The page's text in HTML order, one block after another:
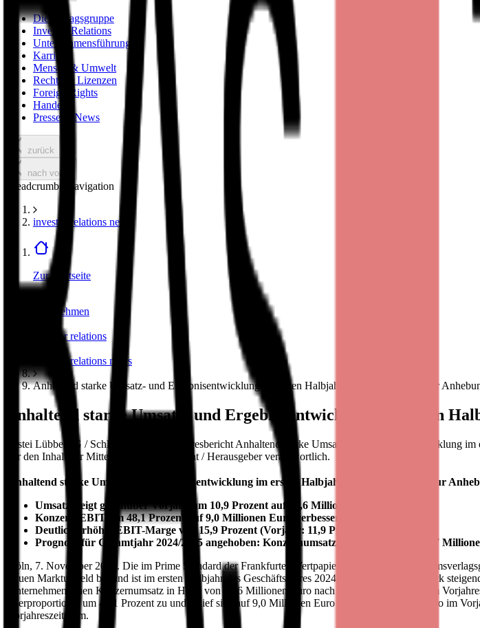
Die Verlagsgruppe
Investor Relations
Unternehmensführung
Karriere
Mensch & Umwelt
Rechte & Lizenzen
Foreign Rights
Handel
Presse & News
zurück
nach vorne
Breadcrumbs Navigation
investor relations news
Zur Startseite
unternehmen
investor relations
investor relations news
Anhaltend starke Umsatz- und Ergebnisentwicklung im ersten Halbjahr 2024/2025 führen zur
Anhaltend starke Umsatz- und Ergebnisentwicklung im ersten
Bastei Lübbe AG / Schlagwort(e): Halbjahresbericht Anhaltend starke Umsatz- und Ergebnisentwicklung
Für den Inhalt der Mitteilung ist der Emittent / Herausgeber verantwortlich.
Anhaltend starke Umsatz- und Ergebnisentwicklung im ersten Halbjahr 2024/2025 führen zur
Umsatz steigt gegenüber Vorjahr um 10,9 Prozent auf 56,6 Millionen Euro
Konzern-EBIT um 48,1 Prozent auf 9,0 Millionen Euro verbessert
Deutlich erhöhte EBIT-Marge von 15,9 Prozent (Vorjahr: 11,9 Prozent)
Prognose für Gesamtjahr 2024/2025 angehoben: Konzernumsatz zwischen 113 und 117
Köln, 7. November 2024. Die im Prime Standard der Frankfurter Wertpapierbörse notierte
flauen Marktumfeld bei und ist im ersten Halbjahr des Geschäftsjahres 2024/2025 weiterhin mit stark
Unternehmen einen Konzernumsatz in Höhe von 56,6 Millionen Euro nach 51,0 Millionen Euro im
überproportional um 48,1 Prozent zu und belief sich auf 9,0 Millionen Euro nach 6,1 Millionen Euro im
Vorjahreszeitraum.